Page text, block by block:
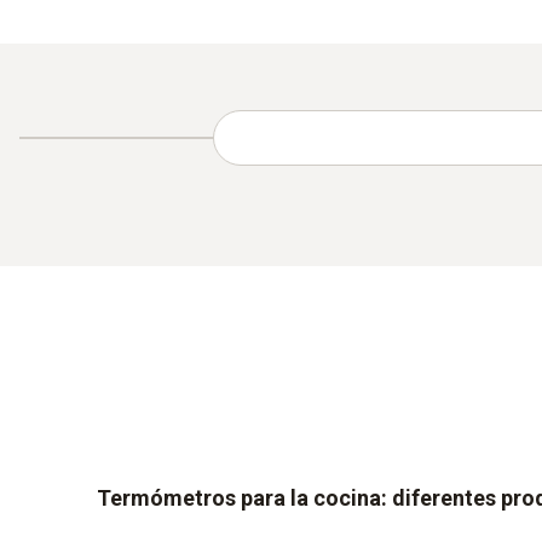
Termómetros para la cocina: diferentes